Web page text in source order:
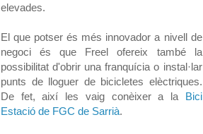
elevades.
El que potser és més innovador a nivell de
negoci és que Freel ofereix també la
possibilitat d'obrir una franquícia o instal·lar
punts de lloguer de bicicletes elèctriques.
De fet, així les vaig conèixer a la Bici
Estació de FGC de Sarrià.